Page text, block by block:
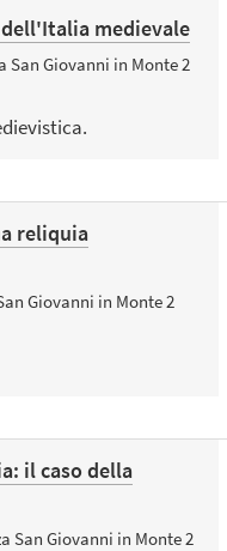
medievale
San Giovanni in Monte 2
reliquia
Giovanni in Monte 2
il caso della
San Giovanni in Monte 2